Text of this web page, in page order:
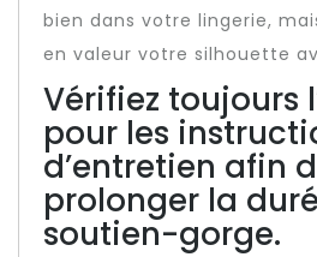
bien dans votre lingerie,
en valeur votre silhouette
Vérifiez toujours
pour les
d’entretien afin
prolonger la
soutien-gorge.